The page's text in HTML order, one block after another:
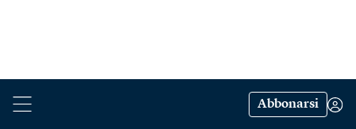
Abbonarsi